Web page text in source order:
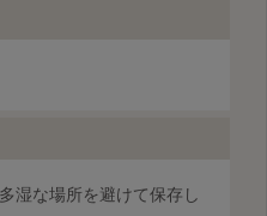
湿な場所を避けて保存し